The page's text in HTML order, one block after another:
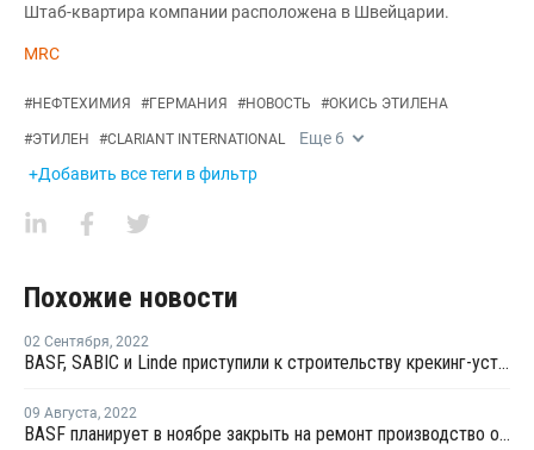
Штаб-квартира компании расположена в Швейцарии.
MRC
#НЕФТЕХИМИЯ #ГЕРМАНИЯ #НОВОСТЬ #ОКИСЬ ЭТИЛЕНА
#ЭТИЛЕН #CLARIANT INTERNATIONAL Еще 6
+Добавить все теги в фильтр
Похожие новости
02 Сентября, 2022
BASF, SABIC и Linde приступили к строительству крекинг-установки парового крекинга с использованием электрических печей
09 Августа, 2022
BASF планирует в ноябре закрыть на ремонт производство окиси этилена в Людвигсхафене